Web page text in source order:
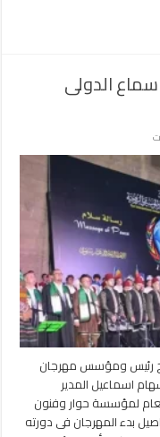
الدولى
كازاخستان
ضيف
شرف
مهرجان
سماع
الدولى
للإنشاد
بدورته
الـ17
مغلقة
رئيس ومؤسس مهرجان
اسماعيل المدير
العام لمؤسسة حوار وفنون
بدء المهرجان فى دورته